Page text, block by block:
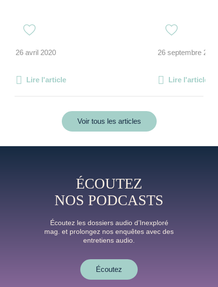
26 avril 2020
Lire l'article
26 septembre
Lire l'article
Voir tous les articles
ÉCOUTEZ
NOS PODCASTS
Écoutez les dossiers audio d’Inexploré
mag. et prolongez nos enquêtes avec des
entretiens audio.
Écoutez